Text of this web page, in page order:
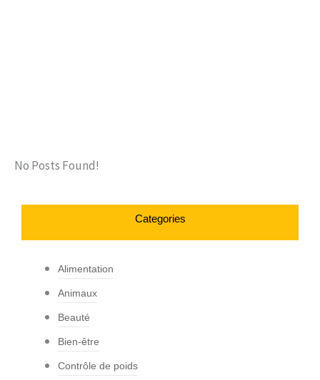
No Posts Found!
Categories
Alimentation
Animaux
Beauté
Bien-être
Contrôle de poids